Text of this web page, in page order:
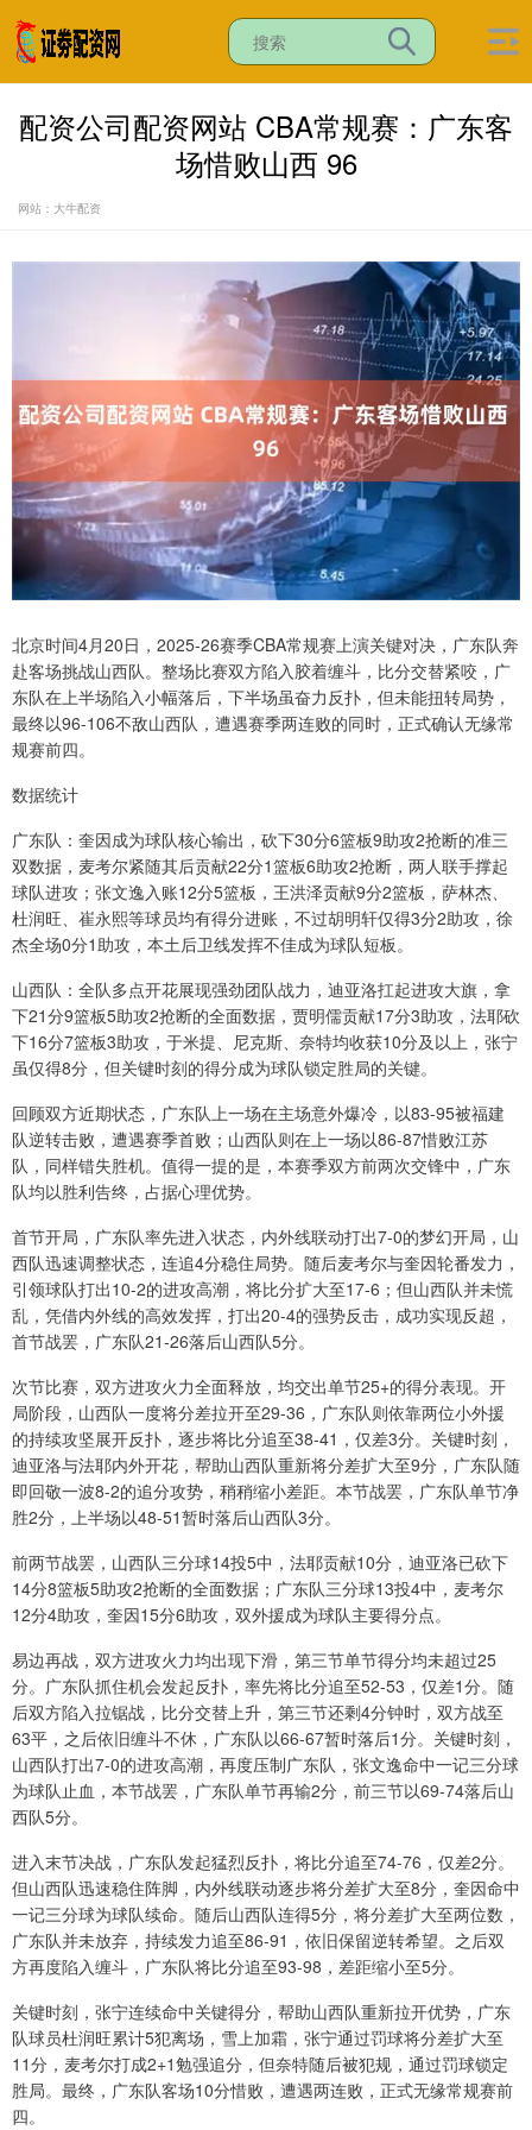
配资公司配资网站 CBA常规赛：广东客
场惜败山西 96
网站：大牛配资
北京时间4月20日，2025-26赛季CBA常规赛上演关键对决，广东队奔
赴客场挑战山西队。整场比赛双方陷入胶着缠斗，比分交替紧咬，广
东队在上半场陷入小幅落后，下半场虽奋力反扑，但未能扭转局势，
最终以96-106不敌山西队，遭遇赛季两连败的同时，正式确认无缘常
规赛前四。
数据统计
广东队：奎因成为球队核心输出，砍下30分6篮板9助攻2抢断的准三
双数据，麦考尔紧随其后贡献22分1篮板6助攻2抢断，两人联手撑起
球队进攻；张文逸入账12分5篮板，王洪泽贡献9分2篮板，萨林杰、
杜润旺、崔永熙等球员均有得分进账，不过胡明轩仅得3分2助攻，徐
杰全场0分1助攻，本土后卫线发挥不佳成为球队短板。
山西队：全队多点开花展现强劲团队战力，迪亚洛扛起进攻大旗，拿
下21分9篮板5助攻2抢断的全面数据，贾明儒贡献17分3助攻，法耶砍
下16分7篮板3助攻，于米提、尼克斯、奈特均收获10分及以上，张宁
虽仅得8分，但关键时刻的得分成为球队锁定胜局的关键。
回顾双方近期状态，广东队上一场在主场意外爆冷，以83-95被福建
队逆转击败，遭遇赛季首败；山西队则在上一场以86-87惜败江苏
队，同样错失胜机。值得一提的是，本赛季双方前两次交锋中，广东
队均以胜利告终，占据心理优势。
首节开局，广东队率先进入状态，内外线联动打出7-0的梦幻开局，山
西队迅速调整状态，连追4分稳住局势。随后麦考尔与奎因轮番发力，
引领球队打出10-2的进攻高潮，将比分扩大至17-6；但山西队并未慌
乱，凭借内外线的高效发挥，打出20-4的强势反击，成功实现反超，
首节战罢，广东队21-26落后山西队5分。
次节比赛，双方进攻火力全面释放，均交出单节25+的得分表现。开
局阶段，山西队一度将分差拉开至29-36，广东队则依靠两位小外援
的持续攻坚展开反扑，逐步将比分追至38-41，仅差3分。关键时刻，
迪亚洛与法耶内外开花，帮助山西队重新将分差扩大至9分，广东队随
即回敬一波8-2的追分攻势，稍稍缩小差距。本节战罢，广东队单节净
胜2分，上半场以48-51暂时落后山西队3分。
前两节战罢，山西队三分球14投5中，法耶贡献10分，迪亚洛已砍下
14分8篮板5助攻2抢断的全面数据；广东队三分球13投4中，麦考尔
12分4助攻，奎因15分6助攻，双外援成为球队主要得分点。
易边再战，双方进攻火力均出现下滑，第三节单节得分均未超过25
分。广东队抓住机会发起反扑，率先将比分追至52-53，仅差1分。随
后双方陷入拉锯战，比分交替上升，第三节还剩4分钟时，双方战至
63平，之后依旧缠斗不休，广东队以66-67暂时落后1分。关键时刻，
山西队打出7-0的进攻高潮，再度压制广东队，张文逸命中一记三分球
为球队止血，本节战罢，广东队单节再输2分，前三节以69-74落后山
西队5分。
进入末节决战，广东队发起猛烈反扑，将比分追至74-76，仅差2分。
但山西队迅速稳住阵脚，内外线联动逐步将分差扩大至8分，奎因命中
一记三分球为球队续命。随后山西队连得5分，将分差扩大至两位数，
广东队并未放弃，持续发力追至86-91，依旧保留逆转希望。之后双
方再度陷入缠斗，广东队将比分追至93-98，差距缩小至5分。
关键时刻，张宁连续命中关键得分，帮助山西队重新拉开优势，广东
队球员杜润旺累计5犯离场，雪上加霜，张宁通过罚球将分差扩大至
11分，麦考尔打成2+1勉强追分，但奈特随后被犯规，通过罚球锁定
胜局。最终，广东队客场10分惜败，遭遇两连败，正式无缘常规赛前
四。